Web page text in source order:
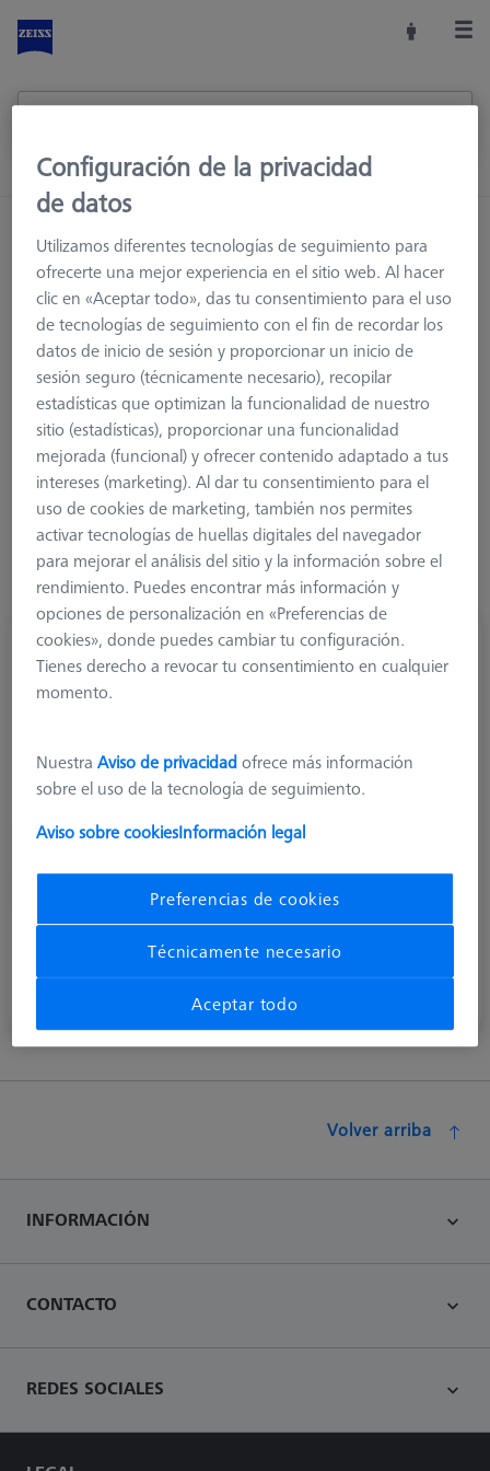
M2
Las extensiones con rosca M2 están diseñadas para sensores
táctiles de disparo por contacto. Los parámetros requeridos se
pueden determinar con base en su dibujo o el componente.
Con las extensiones ZEISS RST, fabricadas en acero inoxidable,
usted podrá alcanzar de forma confiable y precisa la superficie
a medir.
Más información sobre M2
Extensiones de acero (inoxidable)
Volver arriba
INFORMACIÓN
CONTACTO
REDES SOCIALES
Configuración de la privacidad
de datos
Utilizamos diferentes tecnologías de seguimiento para
ofrecerte una mejor experiencia en el sitio web. Al hacer
clic en «Aceptar todo», das tu consentimiento para el uso
de tecnologías de seguimiento con el fin de recordar los
datos de inicio de sesión y proporcionar un inicio de
sesión seguro (técnicamente necesario), recopilar
estadísticas que optimizan la funcionalidad de nuestro
sitio (estadísticas), proporcionar una funcionalidad
mejorada (funcional) y ofrecer contenido adaptado a tus
intereses (marketing). Al dar tu consentimiento para el
uso de cookies de marketing, también nos permites
activar tecnologías de huellas digitales del navegador
para mejorar el análisis del sitio y la información sobre el
rendimiento. Puedes encontrar más información y
opciones de personalización en «Preferencias de
cookies», donde puedes cambiar tu configuración.
Tienes derecho a revocar tu consentimiento en cualquier
momento.
NuestraAviso de privacidadofrece más información
sobre el uso de la tecnología de seguimiento.
Aviso sobre cookiesInformación legal
Preferencias de cookies
Técnicamente necesario
Aceptar todo